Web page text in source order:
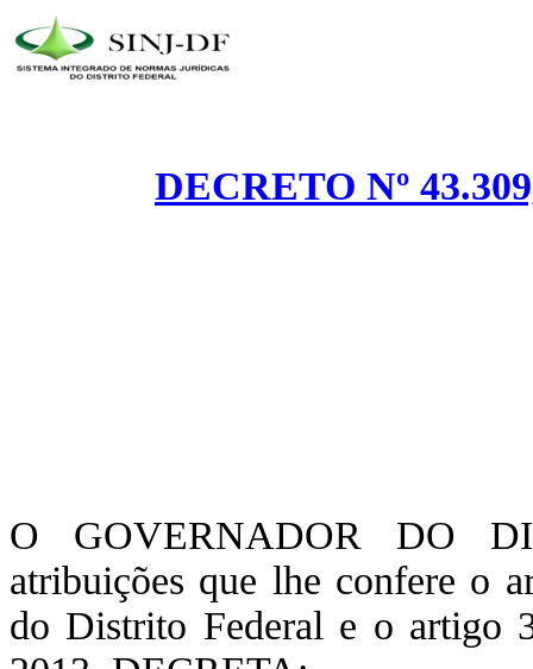
DECRETO Nº
O GOVERNADOR DO
atribuições que lhe confere o
do Distrito Federal e o artigo